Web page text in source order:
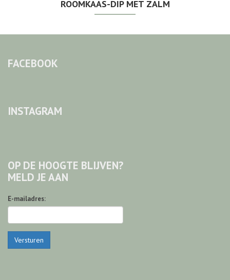
ROOMKAAS-DIP MET ZALM
FACEBOOK
INSTAGRAM
OP DE HOOGTE BLIJVEN?
MELD JE AAN
E-mailadres:
Versturen